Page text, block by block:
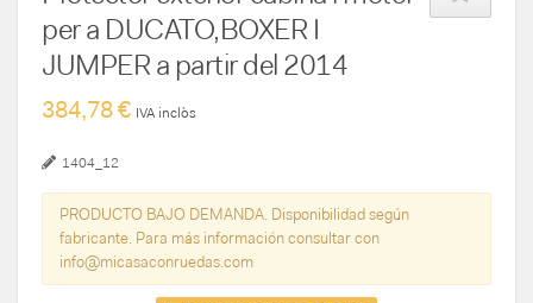
per a DUCATO,BOXER I
JUMPER a partir del 2014
384,78 € IVA inclòs
1404_12
PRODUCTO BAJO DEMANDA. Disponibilidad según
fabricante. Para más información consultar con
info@micasaconruedas.com